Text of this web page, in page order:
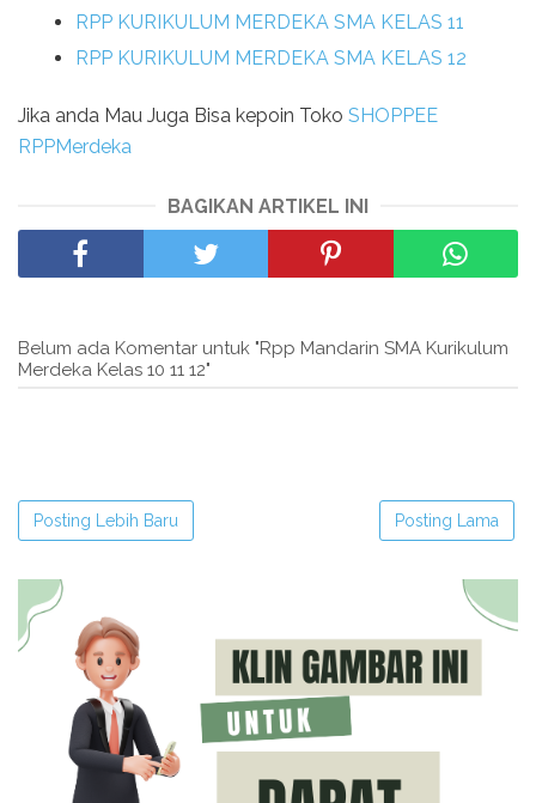
RPP KURIKULUM MERDEKA SMA KELAS 11
RPP KURIKULUM MERDEKA SMA KELAS 12
Jika anda Mau Juga Bisa kepoin Toko SHOPPEE
RPPMerdeka
BAGIKAN ARTIKEL INI
Belum ada Komentar untuk "Rpp Mandarin SMA Kurikulum
Merdeka Kelas 10 11 12"
Posting Lebih Baru Posting Lama